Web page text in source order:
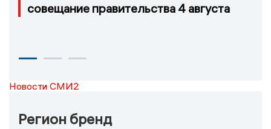
совещание правительства 4 августа
Новости СМИ2
Регион бренд